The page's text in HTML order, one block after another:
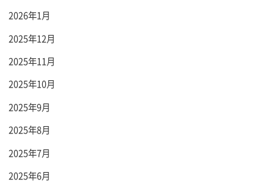
2026年1月
2025年12月
2025年11月
2025年10月
2025年9月
2025年8月
2025年7月
2025年6月